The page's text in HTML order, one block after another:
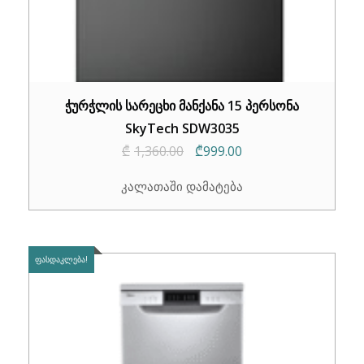
ჭურჭლის სარეცხი მანქანა 15 პერსონა
SkyTech SDW3035
₾ 1,360.00
Original
was:
₾999.00
is:
კალათაში დამატება
ᲤᲐᲡᲓᲐᲙᲚᲔᲑᲐ!